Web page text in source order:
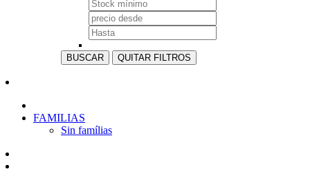
BUSCAR QUITAR FILTROS
FAMILIAS
Sin famílias